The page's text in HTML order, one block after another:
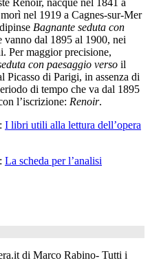
nel 1919 a Cagnes-sur-Mer
Bagnante seduta con
vanno dal 1895 al 1900, nei
Per maggior precisione,
con paesaggio verso il
di Parigi, in assenza di
di tempo che va dal 1895
l’iscrizione: Renoir.
I libri utili alla lettura dell’opera
La scheda per l’analisi
di Marco Rabino- Tutti i